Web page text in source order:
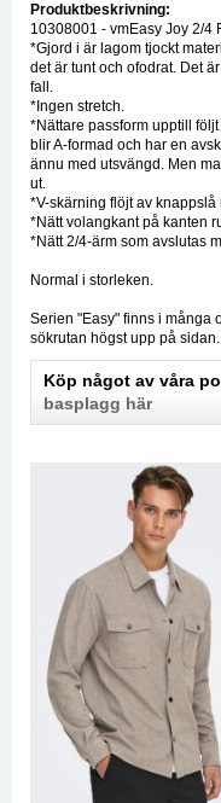
Produktbeskrivning:
10308001 - vmEasy Joy 2/4
*Gjord i är lagom tjockt
det är tunt och ofodrat. Det
fall.
*Ingen stretch.
*Nättare passform upptill
blir A-formad och har en
ännu med utsvängd. Men
ut.
*V-skärning flöjt av knappslå
*Nätt volangkant på kanten
*Nätt 2/4-ärm som avslutas
Normal i storleken.
Serien "Easy" finns i många
sökrutan högst upp på sidan.
Köp något av våra
basplagg här